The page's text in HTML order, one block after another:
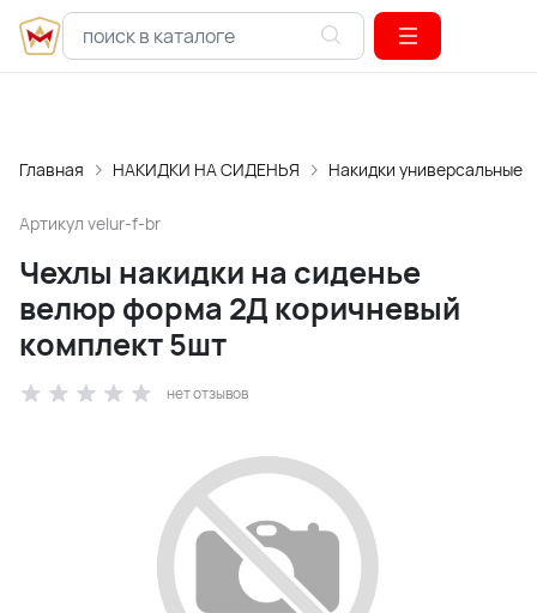
Главная НАКИДКИ НА СИДЕНЬЯ Накидки универсальные
Артикул velur-f-br
Чехлы накидки на сиденье
велюр форма 2Д коричневый
комплект 5шт
нет отзывов